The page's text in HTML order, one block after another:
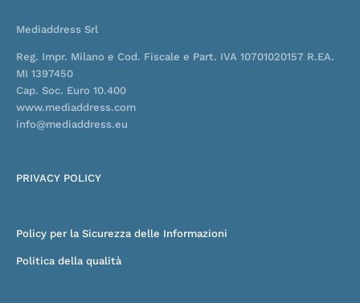
Mediaddress Srl
Reg. Impr. Milano e Cod. Fiscale e Part. IVA 10701020157 R.EA.
MI 1397450
Cap. Soc. Euro 10.400
www.mediaddress.com
info@mediaddress.eu
PRIVACY POLICY
Policy per la Sicurezza delle Informazioni
Politica della qualità